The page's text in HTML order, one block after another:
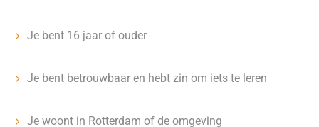
Je bent 16 jaar of ouder
Je bent betrouwbaar en hebt zin om iets te leren
Je woont in Rotterdam of de omgeving